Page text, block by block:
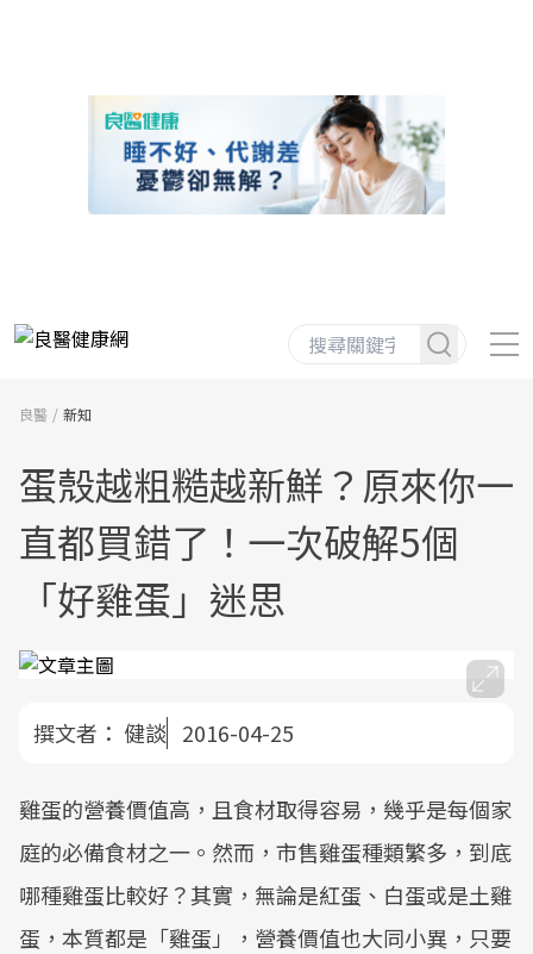
良醫 新知
蛋殼越粗糙越新鮮？原來你一
直都買錯了！一次破解5個
「好雞蛋」迷思
撰文者： 健談 2016-04-25
雞蛋的營養價值高，且食材取得容易，幾乎是每個家
庭的必備食材之一。然而，市售雞蛋種類繁多，到底
哪種雞蛋比較好？其實，無論是紅蛋、白蛋或是土雞
蛋，本質都是「雞蛋」，營養價值也大同小異，只要